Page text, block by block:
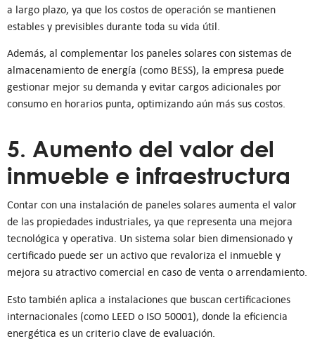
a largo plazo, ya que los costos de operación se mantienen
estables y previsibles durante toda su vida útil.
Además, al complementar los paneles solares con sistemas de
almacenamiento de energía (como BESS), la empresa puede
gestionar mejor su demanda y evitar cargos adicionales por
consumo en horarios punta, optimizando aún más sus costos.
5. Aumento del valor del
inmueble e infraestructura
Contar con una instalación de paneles solares aumenta el valor
de las propiedades industriales, ya que representa una mejora
tecnológica y operativa. Un sistema solar bien dimensionado y
certificado puede ser un activo que revaloriza el inmueble y
mejora su atractivo comercial en caso de venta o arrendamiento.
Esto también aplica a instalaciones que buscan certificaciones
internacionales (como LEED o ISO 50001), donde la eficiencia
energética es un criterio clave de evaluación.